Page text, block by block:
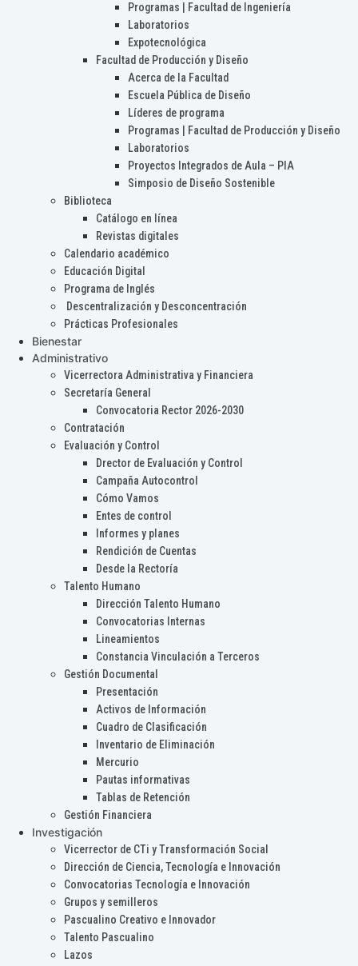
Programas | Facultad de Ingeniería
Laboratorios
Expotecnológica
Facultad de Producción y Diseño
Acerca de la Facultad
Escuela Pública de Diseño
Líderes de programa
Programas | Facultad de Producción y Diseño
Laboratorios
Proyectos Integrados de Aula – PIA
Simposio de Diseño Sostenible
Biblioteca
Catálogo en línea
Revistas digitales
Calendario académico
Educación Digital
Programa de Inglés
Descentralización y Desconcentración
Prácticas Profesionales
Bienestar
Administrativo
Vicerrectora Administrativa y Financiera
Secretaría General
Convocatoria Rector 2026-2030
Contratación
Evaluación y Control
Drector de Evaluación y Control
Campaña Autocontrol
Cómo Vamos
Entes de control
Informes y planes
Rendición de Cuentas
Desde la Rectoría
Talento Humano
Dirección Talento Humano
Convocatorias Internas
Lineamientos
Constancia Vinculación a Terceros
Gestión Documental
Presentación
Activos de Información
Cuadro de Clasificación
Inventario de Eliminación
Mercurio
Pautas informativas
Tablas de Retención
Gestión Financiera
Investigación
Vicerrector de CTi y Transformación Social
Dirección de Ciencia, Tecnología e Innovación
Convocatorias Tecnología e Innovación
Grupos y semilleros
Pascualino Creativo e Innovador
Talento Pascualino
Lazos